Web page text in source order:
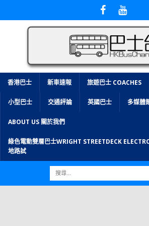
香港巴士 新車速報 旅遊巴士 COACHES
小型巴士 交通評論 英國巴士 多媒體
ABOUT US 關於我們
綠色電動雙層巴士WRIGHT STREETDECK
地路試